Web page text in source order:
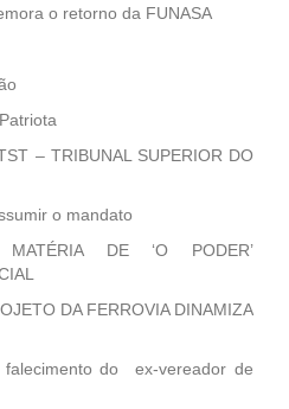
o retorno da FUNASA
– TRIBUNAL SUPERIOR DO
o mandato
MATÉRIA DE ‘O PODER’
DA FERROVIA DINAMIZA
falecimento do ex-vereador de